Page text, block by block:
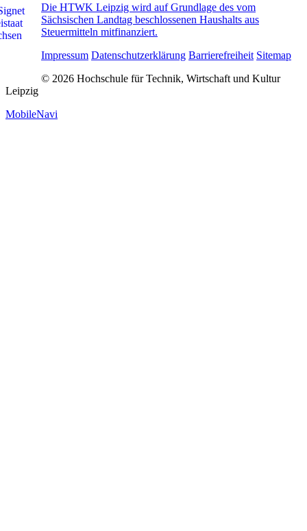
Die HTWK Leipzig wird auf Grundlage des vom
Sächsischen Landtag beschlossenen Haushalts aus
Steuermitteln mitfinanziert.
Impressum Datenschutzerklärung Barrierefreiheit Sitemap
© 2026 Hochschule für Technik, Wirtschaft und Kultur
Leipzig
MobileNavi